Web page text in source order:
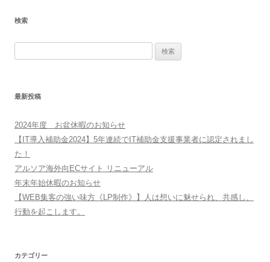
検索
最新投稿
2024年度 お盆休暇のお知らせ
【IT導入補助金2024】5年連続でIT補助金支援事業者に認定されまし
た！
アルソア海外向ECサイト リニューアル
年末年始休暇のお知らせ
【WEB集客の強い味方《LP制作》】人は想いに魅せられ、共感し、
行動を起こします。
カテゴリー